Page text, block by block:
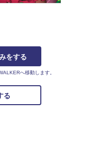
をする
へ移動します。
る